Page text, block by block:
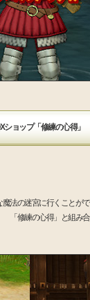
ショップ「修練の心得」
法の迷宮に行くことがで
「修練の心得」と組み